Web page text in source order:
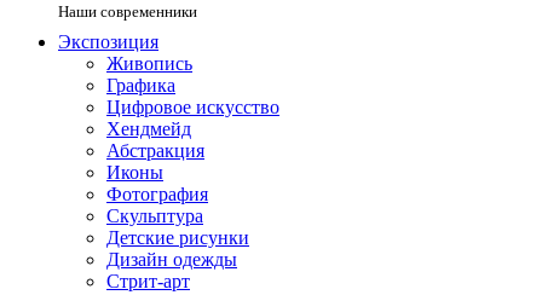
Наши современники
Экспозиция
Живопись
Графика
Цифровое искусство
Хендмейд
Абстракция
Иконы
Фотография
Скульптура
Детские рисунки
Дизайн одежды
Стрит-арт